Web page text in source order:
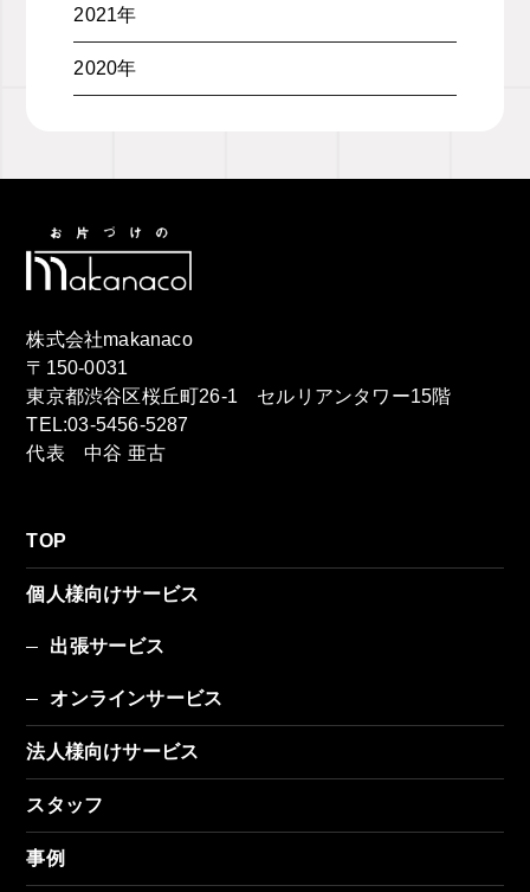
2021年
2020年
株式会社makanaco
〒150-0031
東京都渋谷区桜丘町26-1 セルリアンタワー15階
TEL:03-5456-5287
代表 中谷 亜古
TOP
個人様向けサービス
出張サービス
オンラインサービス
法人様向けサービス
スタッフ
事例